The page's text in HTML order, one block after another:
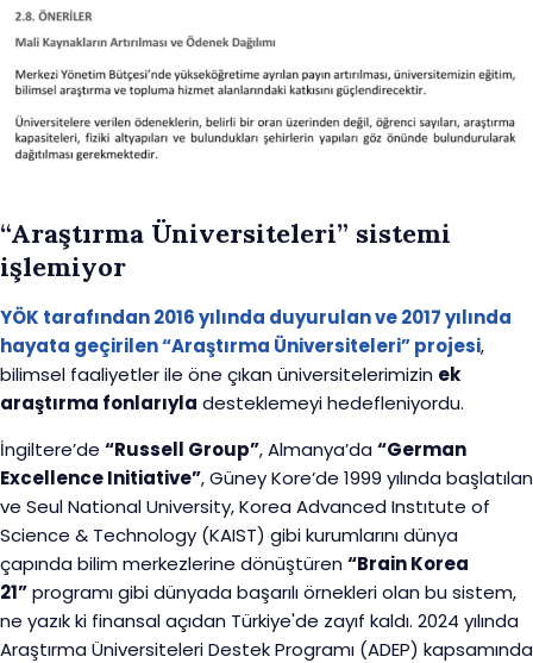
“Araştırma Üniversiteleri” sistemi
işlemiyor
YÖK tarafından 2016 yılında duyurulan ve 2017 yılında
hayata geçirilen “Araştırma Üniversiteleri” projesi,
bilimsel faaliyetler ile öne çıkan üniversitelerimizin ek
araştırma fonlarıyla desteklemeyi hedefleniyordu.
İngiltere’de “Russell Group”, Almanya’da “German
Excellence Initiative”, Güney Kore’de 1999 yılında başlatılan
ve Seul National University, Korea Advanced Instıtute of
Science & Technology (KAIST) gibi kurumlarını dünya
çapında bilim merkezlerine dönüştüren “Brain Korea
21”programı gibi dünyada başarılı örnekleri olan bu sistem,
ne yazık ki finansal açıdan Türkiye'de zayıf kaldı. 2024 yılında
Araştırma Üniversiteleri Destek Programı (ADEP) kapsamında